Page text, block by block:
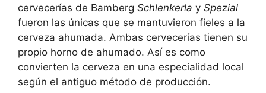
cervecerías de Bamberg Schlenkerla y Spezial
fueron las únicas que se mantuvieron fieles a la
cerveza ahumada. Ambas cervecerías tienen su
propio horno de ahumado. Así es como
convierten la cerveza en una especialidad local
según el antiguo método de producción.